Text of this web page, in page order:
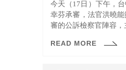
今天（17日）下午，
幸芬承審，法官洪曉
審的公訴檢察官陣容，
READ MORE